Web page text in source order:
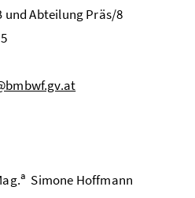
und Abteilung Präs/8
a Simone Hoffmann